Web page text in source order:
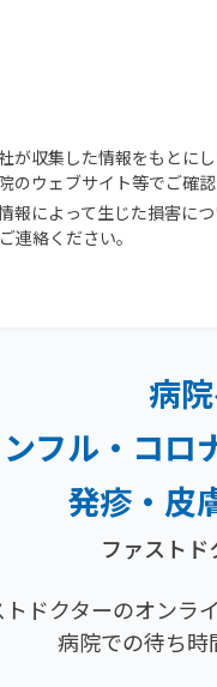
が収集した情報をもとに
のウェブサイト等でご確認
報によって生じた損害に
連絡ください。
病
フル・コロ
発疹・ 皮
ファストド
トドクターのオンラ
病院での待ち時